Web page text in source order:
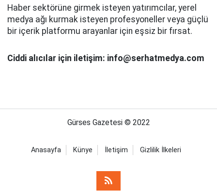
Haber sektörüne girmek isteyen yatırımcılar, yerel
medya ağı kurmak isteyen profesyoneller veya güçlü
bir içerik platformu arayanlar için eşsiz bir fırsat.
Ciddi alıcılar için iletişim: info@serhatmedya.com
Gürses Gazetesi © 2022
Anasayfa Künye İletişim Gizlilik İlkeleri